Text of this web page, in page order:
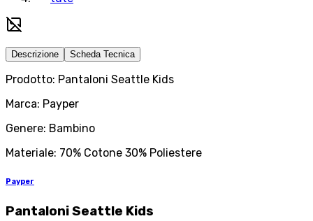
Descrizione Scheda Tecnica
Prodotto: Pantaloni Seattle Kids
Marca: Payper
Genere: Bambino
Materiale: 70% Cotone 30% Poliestere
Payper
Pantaloni Seattle Kids